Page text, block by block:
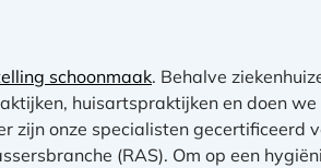
schoonmaak. Behalve
huisartspraktijken en doen we
zijn onze specialisten gecertificeerd
(RAS). Om op een